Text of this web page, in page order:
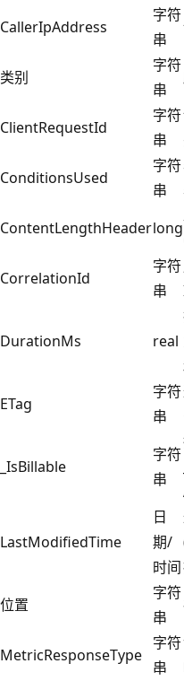
CallerIpAddress
字符
串
类别
字符
串
ClientRequestId
字符
串
ConditionsUsed
字符
串
ContentLengthHeaderlong
CorrelationId
字符
串
DurationMs real
ETag
字符
串
_IsBillable
字符
串
LastModifiedTime
日
期/
时间
位置
字符
串
MetricResponseType
字符
串